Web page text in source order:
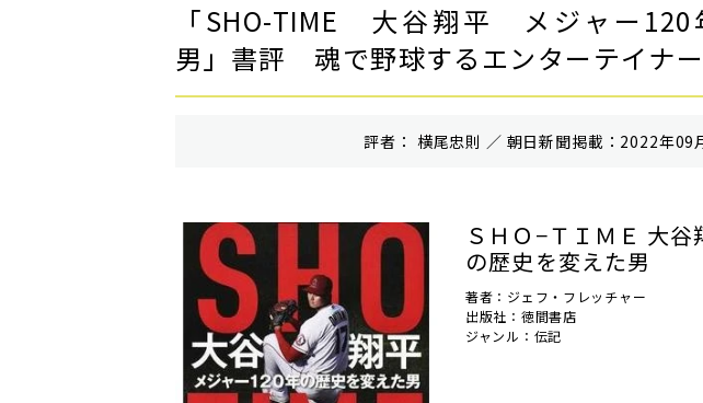
「SHO-TIME 大谷翔平 メジャー120
男」書評 魂で野球するエンターテイナー
評者： 横尾忠則 ／ 朝⽇新聞掲載：2022年09
ＳＨＯ−ＴＩＭＥ 大
の歴史を変えた男
著者：ジェフ・フレッチャー
出版社：徳間書店
ジャンル：伝記